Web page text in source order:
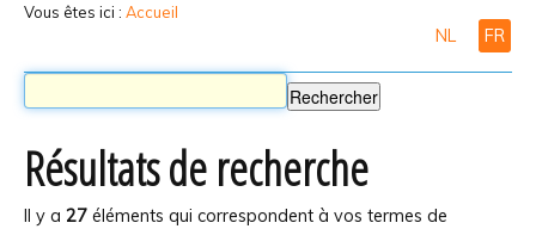
Vous êtes ici : Accueil
NL FR
Résultats de recherche
Il y a 27 éléments qui correspondent à vos termes de